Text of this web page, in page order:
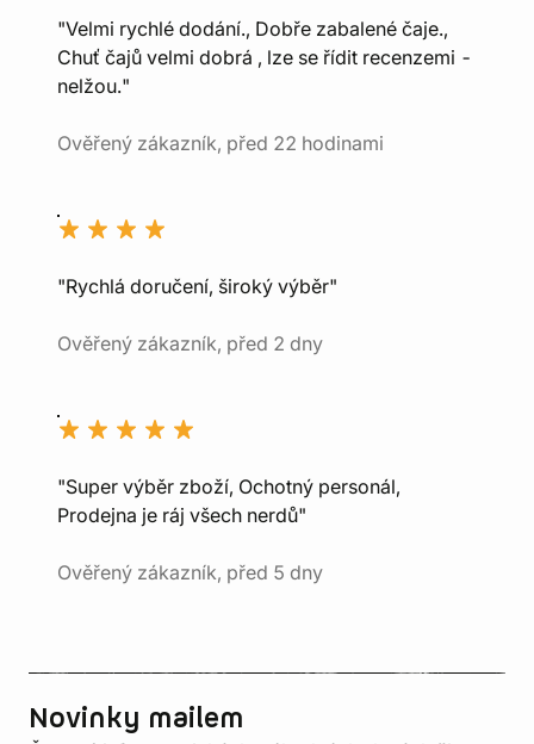
"Velmi rychlé dodání., Dobře zabalené čaje.,
Chuť čajů velmi dobrá , lze se řídit recenzemi -
nelžou."
Ověřený zákazník, před 22 hodinami
"Rychlá doručení, široký výběr"
Ověřený zákazník, před 2 dny
"Super výběr zboží, Ochotný personál,
Prodejna je ráj všech nerdů"
Ověřený zákazník, před 5 dny
Novinky mailem